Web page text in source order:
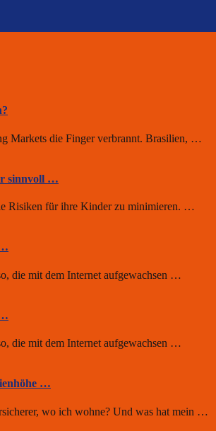
Markets die Finger verbrannt. Brasilien, …
sinnvoll …
Risiken für ihre Kinder zu minimieren. …
die mit dem Internet aufgewachsen …
die mit dem Internet aufgewachsen …
…
wo ich wohne? Und was hat mein …